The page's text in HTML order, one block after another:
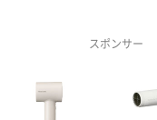
スポンサー